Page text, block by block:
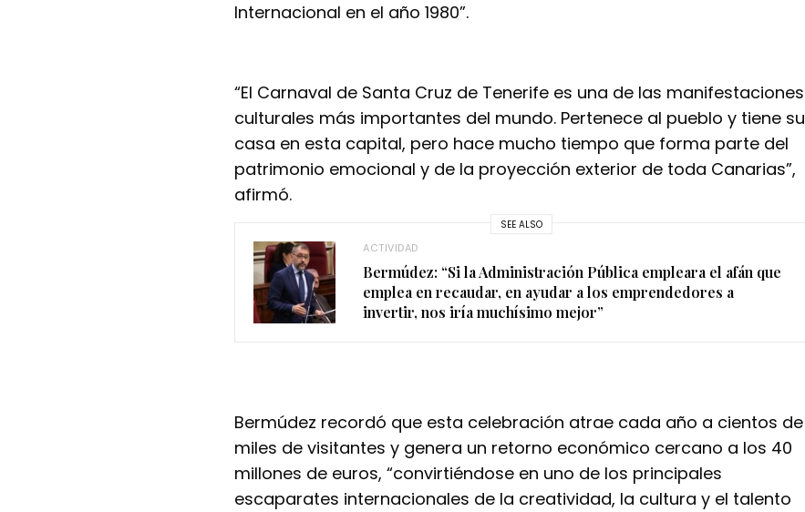
Internacional en el año 1980”.
“El Carnaval de Santa Cruz de Tenerife es una de las manifestaciones
culturales más importantes del mundo. Pertenece al pueblo y tiene su
casa en esta capital, pero hace mucho tiempo que forma parte del
patrimonio emocional y de la proyección exterior de toda Canarias”,
afirmó.
SEE ALSO
ACTIVIDAD
Bermúdez: “Si la Administración Pública empleara el afán que
emplea en recaudar, en ayudar a los emprendedores a
invertir, nos iría muchísimo mejor”
Bermúdez recordó que esta celebración atrae cada año a cientos de
miles de visitantes y genera un retorno económico cercano a los 40
millones de euros, “convirtiéndose en uno de los principales
escaparates internacionales de la creatividad, la cultura y el talento